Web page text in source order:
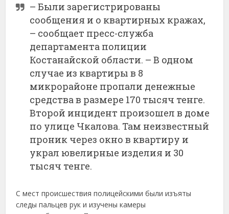
– Были зарегистрированы
сообщения и о квартирных кражах,
– сообщает пресс-служба
департамента полиции
Костанайской области. – В одном
случае из квартиры в 8
микрорайоне пропали денежные
средства в размере 170 тысяч тенге.
Второй инцидент произошел в доме
по улице Чкалова. Там неизвестный
проник через окно в квартиру и
украл ювелирные изделия и 30
тысяч тенге.
С мест происшествия полицейскими были изъяты
следы пальцев рук и изучены камеры